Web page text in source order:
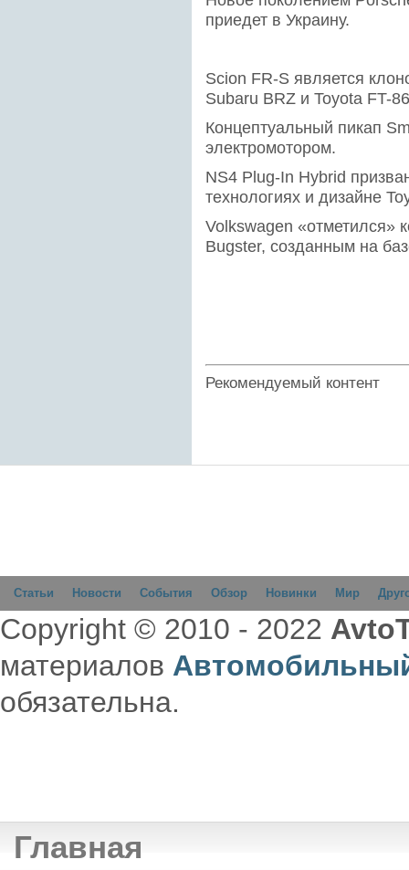
приедет в Украину.
Scion FR-S является
Subaru BRZ и Toyota FT-
Концептуальный пикап
электромотором.
NS4 Plug-In Hybrid
технологиях и дизайне
Volkswagen «отметился»
Bugster, созданным на
Рекомендуемый контент
Статьи Новости События Обзор Новинки Мир
Copyright © 2010 - 2022
материалов
обязательна.
Главная